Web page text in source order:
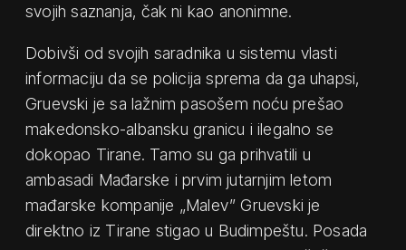
svojih saznanja, čak ni kao anonimne.
Dobivši od svojih saradnika u sistemu vlasti
informaciju da se policija sprema da ga uhapsi,
Gruevski je sa lažnim pasošem noću prešao
makedonsko-albansku granicu i ilegalno se
dokopao Tirane. Tamo su ga prihvatili u
ambasadi Mađarske i prvim jutarnjim letom
mađarske kompanije „Malev” Gruevski je
direktno iz Tirane stigao u Budimpeštu. Posada